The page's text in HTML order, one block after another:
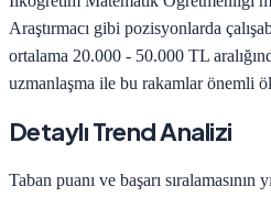
Araştırmacı gibi pozisyonlarda
ortalama 20.000 - 50.000 TL
uzmanlaşma ile bu rakamlar önemli
Detaylı Trend Analizi
Taban puanı ve başarı